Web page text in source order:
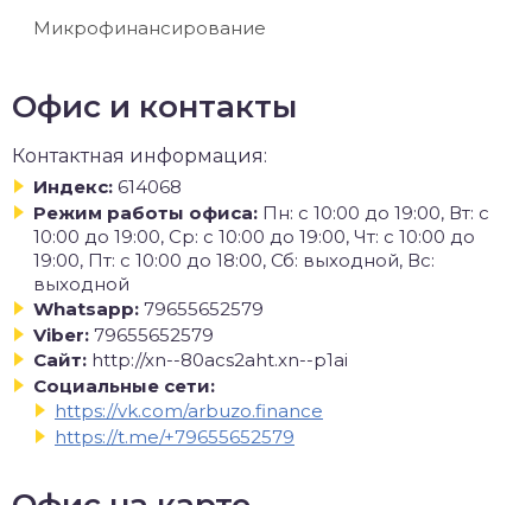
Микрофинансирование
Офис и контакты
Контактная информация:
Индекс: 614068
Режим работы офиса: Пн: с 10:00 до 19:00, Вт: с
10:00 до 19:00, Ср: с 10:00 до 19:00, Чт: с 10:00 до
19:00, Пт: с 10:00 до 18:00, Сб: выходной, Вс:
выходной
Whatsapp: 79655652579
Viber: 79655652579
Сайт: http://xn--80acs2aht.xn--p1ai
Социальные сети:
https://vk.com/arbuzo.finance
https://t.me/+79655652579